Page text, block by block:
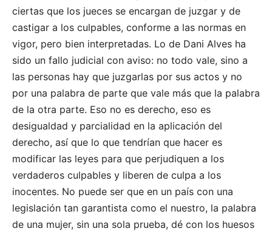
ciertas que los jueces se encargan de juzgar y de
castigar a los culpables, conforme a las normas en
vigor, pero bien interpretadas. Lo de Dani Alves ha
sido un fallo judicial con aviso: no todo vale, sino a
las personas hay que juzgarlas por sus actos y no
por una palabra de parte que vale más que la palabra
de la otra parte. Eso no es derecho, eso es
desigualdad y parcialidad en la aplicación del
derecho, así que lo que tendrían que hacer es
modificar las leyes para que perjudiquen a los
verdaderos culpables y liberen de culpa a los
inocentes. No puede ser que en un país con una
legislación tan garantista como el nuestro, la palabra
de una mujer, sin una sola prueba, dé con los huesos